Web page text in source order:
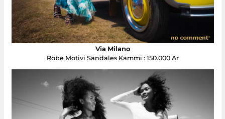
Via Milano
Robe Motivi Sandales Kammi : 150.000 Ar